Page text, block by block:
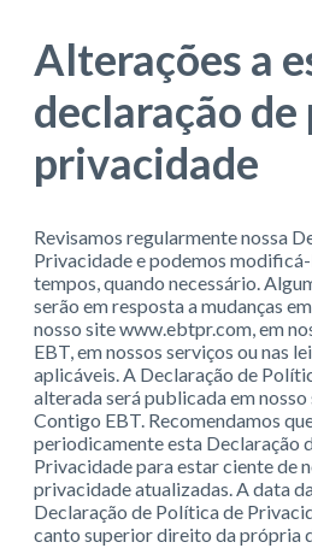
Alterações a
declaração
privacidade
Revisamos regularmente nossa
Privacidade e podemos
tempos, quando necessário.
serão em resposta a mudanças
nosso site www.ebtpr.com, em
EBT, em nossos serviços ou nas
aplicáveis. A Declaração de
alterada será publicada em
Contigo EBT. Recomendamos
periodicamente esta Declaração
Privacidade para estar ciente de
privacidade atualizadas. A data
Declaração de Política de
canto superior direito da própria